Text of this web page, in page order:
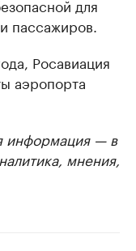
для
пассажиров.
Росавиация
аэропорта
информация — в
мнения,